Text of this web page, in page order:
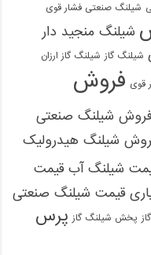
شیلنگ صنعتی فشار قوی
شیلنگ منجید دار
شیلنگ گاز شیلنگ گاز ارزان
قوی فروش
شیلنگ صنعتی
شیلنگ هیدرولیک
شیلنگ آب قیمت
قیمت شیلنگ صنعتی
پخش شیلنگ گاز پرس